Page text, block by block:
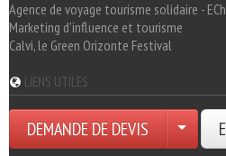
Agence de voyage tourisme solidaire -
Marketing d'influence et tourisme
Calvi, le Green Orizonte Festival
LIENS UTILES
DEMANDE DE DEVIS